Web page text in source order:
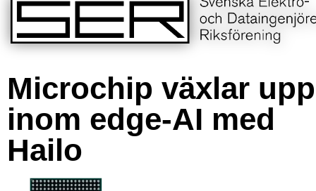
Microchip växlar upp
inom edge-AI med
Hailo